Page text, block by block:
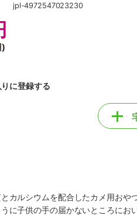
jpl-4972547023230
)
に登録する
カルシウムを配合したカメ用おや
に子供の手の届かないところに